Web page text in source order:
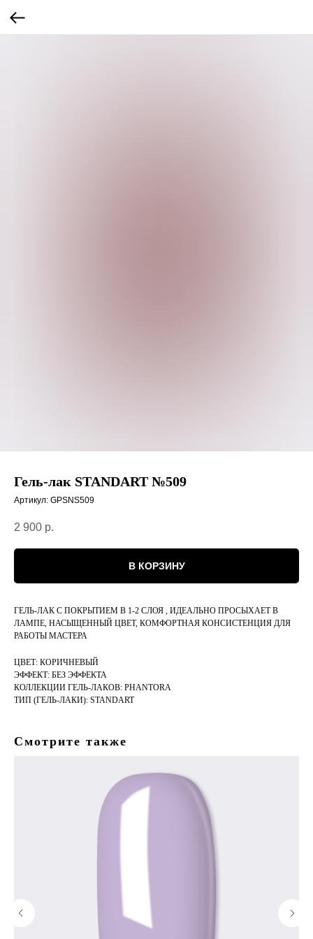
Гель-лак STANDART №509
Артикул: GPSNS509
2 900 р.
В КОРЗИНУ
ГЕЛЬ-ЛАК С ПОКРЫТИЕМ В 1-2 СЛОЯ , ИДЕАЛЬНО ПРОСЫХАЕТ В
ЛАМПЕ, НАСЫЩЕННЫЙ ЦВЕТ, КОМФОРТНАЯ КОНСИСТЕНЦИЯ ДЛЯ
РАБОТЫ МАСТЕРА
ЦВЕТ: КОРИЧНЕВЫЙ
ЭФФЕКТ: БЕЗ ЭФФЕКТА
КОЛЛЕКЦИИ ГЕЛЬ-ЛАКОВ: PHANTORA
ТИП (ГЕЛЬ-ЛАКИ): STANDART
Смотрите также